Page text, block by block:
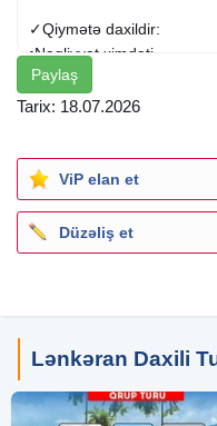
✓Qiymətə daxildir:
•Nəqliyyat ximdəti
•Tur rəhbəri.
•Səhər yeməyi (standart
növbəti tura 25% endirim!
✓Ekskursiyalar:
~Astara
•Lovayın gölü
~ Lənkəran
•Rahat Məkan ailəvi
Paylaş
Tarix: 18.07.2026
ViP elan et
Düzəliş et
Lənkəran Daxili